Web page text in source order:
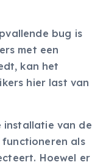
bug is
met een
kan het
hier last van
installatie van de
als
Hoewel er